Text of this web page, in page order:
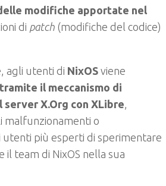
modifiche apportate nel
di patch (modifiche del codice)
agli utenti di NixOS viene
il meccanismo di
X.Org con XLibre,
malfunzionamenti o
utenti più esperti di sperimentare
team di NixOS nella sua